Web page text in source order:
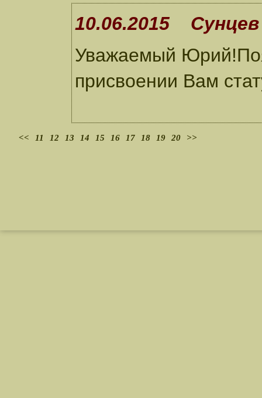
10.06.2015
Уважаемый
присвоении Вам
<< 11 12 13 14 15 16 17 18 19 20 >>